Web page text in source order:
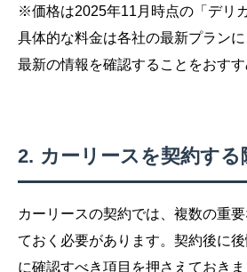
※価格は2025年11月時点の「デリ
具体的な料金は各社の最新プランに
最新の情報を確認することをおすす
カーリースを契約する
カーリースの契約では、複数の重
ておく必要があります。契約後に
に確認すべき項目を押さえておきま